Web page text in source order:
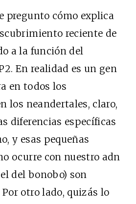
pregunto cómo explica
reciente de
a la función del
En realidad es un gen
en todos los
los neandertales, claro,
diferencias específicas
y esas pequeñas
ocurre con nuestro adn
del bonobo) son
otro lado, quizás lo